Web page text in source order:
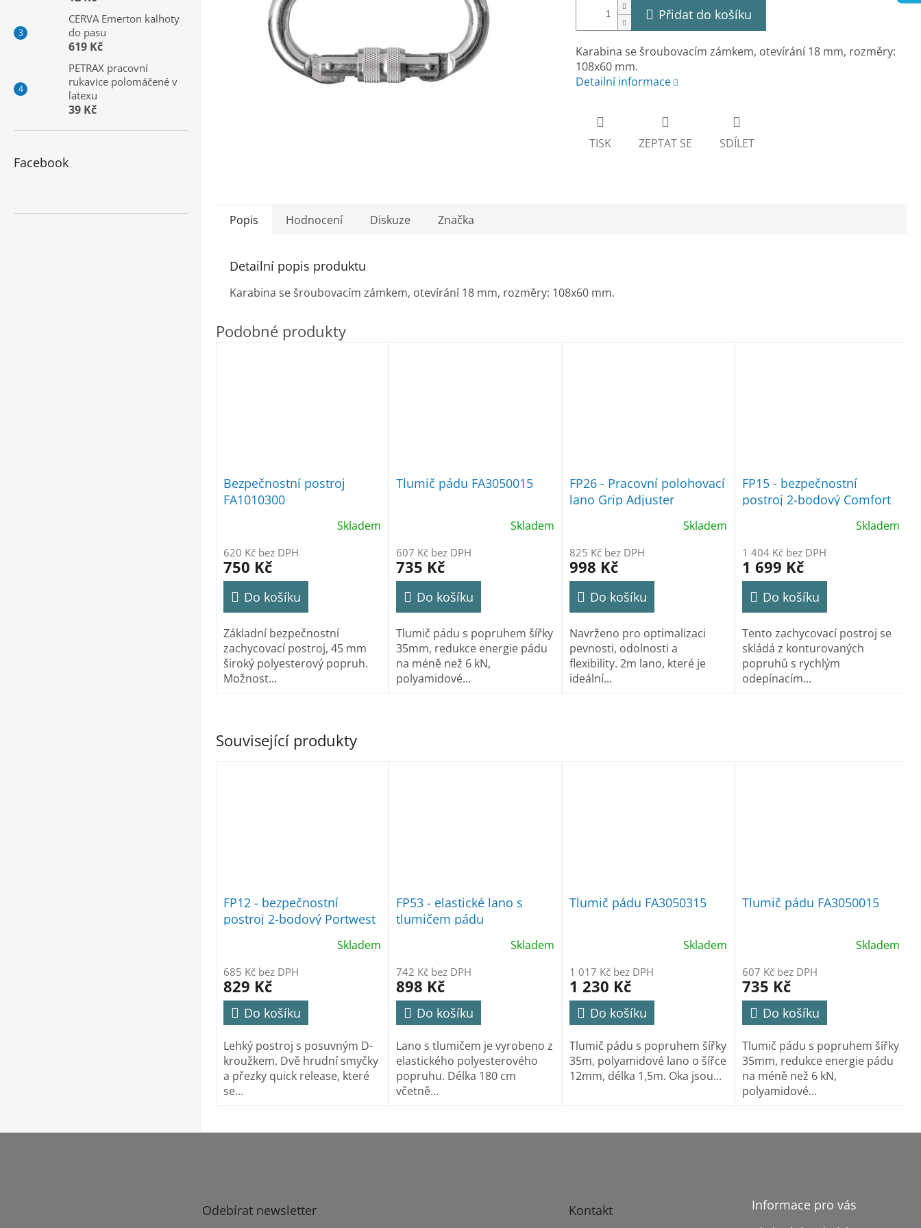
CERVA Emerton kalhoty
do pasu
619 Kč
PETRAX pracovní
rukavice polomáčené v
latexu
39 Kč
Facebook
Přidat do košíku
Karabina se šroubovacím zámkem, otevírání 18 mm, rozměry:
108x60 mm.
Detailní informace
TISK ZEPTAT SE SDÍLET
Související produkty
FP12 - bezpečnostní
postroj 2-bodový Portwest
Skladem
685 Kč bez DPH
829 Kč
Do košíku
Lehký postroj s posuvným D-
kroužkem. Dvě hrudní smyčky
a přezky quick release, které
se...
FP53 - elastické lano s
tlumičem pádu
Skladem
742 Kč bez DPH
898 Kč
Do košíku
Lano s tlumičem je vyrobeno z
elastického polyesterového
popruhu. Délka 180 cm
včetně...
Tlumič pádu FA3050315
Skladem
1 017 Kč bez DPH
1 230 Kč
Do košíku
Tlumič pádu s popruhem šířky
35m, polyamidové lano o šířce
12mm, délka 1,5m. Oka jsou...
Tlumič pádu FA3050015
Skladem
607 Kč bez DPH
735 Kč
Do košíku
Tlumič pádu s popruhem šířky
35mm, redukce energie pádu
na méně než 6 kN,
polyamidové...
Popis Hodnocení Diskuze Značka
Detailní popis produktu
Karabina se šroubovacím zámkem, otevírání 18 mm, rozměry: 108x60 mm.
Bezpečnostní postroj
FA1010300
Skladem
620 Kč bez DPH
750 Kč
Do košíku
Základní bezpečnostní
zachycovací postroj, 45 mm
široký polyesterový popruh.
Možnost...
Tlumič pádu FA3050015
Skladem
607 Kč bez DPH
735 Kč
Do košíku
Tlumič pádu s popruhem šířky
35mm, redukce energie pádu
na méně než 6 kN,
polyamidové...
FP26 - Pracovní polohovací
lano Grip Adjuster
Skladem
825 Kč bez DPH
998 Kč
Do košíku
Navrženo pro optimalizaci
pevnosti, odolnosti a
flexibility. 2m lano, které je
ideální...
FP15 - bezpečnostní
postroj 2-bodový Comfort
Skladem
1 404 Kč bez DPH
1 699 Kč
Do košíku
Tento zachycovací postroj se
skládá z konturovaných
popruhů s rychlým
odepínacím...
Z
Odebírat newsletter Kontakt Informace pro vás